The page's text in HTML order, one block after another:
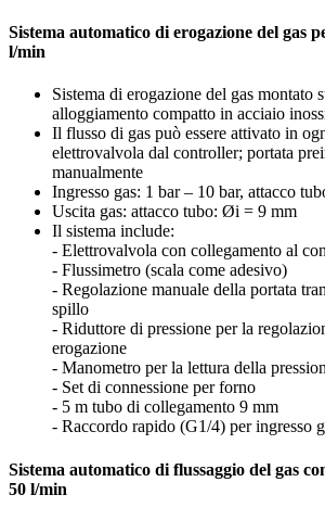
Sistema automatico di erogazione del gas
l/min
Sistema di erogazione del gas montato
alloggiamento compatto in acciaio
Il flusso di gas può essere attivato in
elettrovalvola dal controller; portata
manualmente
Ingresso gas: 1 bar – 10 bar, attacco
Uscita gas: attacco tubo: Øi = 9 mm
Il sistema include:
- Elettrovalvola con collegamento al
- Flussimetro (scala come adesivo)
- Regolazione manuale della portata
spillo
- Riduttore di pressione per la
erogazione
- Manometro per la lettura della
- Set di connessione per forno
- 5 m tubo di collegamento 9 mm
- Raccordo rapido (G1/4) per ingresso
Sistema automatico di flussaggio del gas
50 l/min